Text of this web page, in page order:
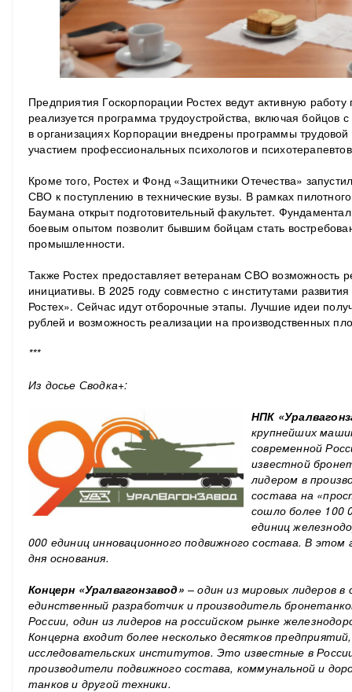
Предприятия Госкорпорации Ростех ведут активную
реализуется программа трудоустройства, включая бойцов
в организациях Корпорации внедрены программы трудовой
участием профессиональных психологов и
Кроме того, Ростех и Фонд «Защитники Отечества»
СВО к поступлению в технические вузы. В рамках
Баумана открыт подготовительный факультет.
боевым опытом позволит бывшим бойцам стать
промышленности.
Также Ростех предоставляет ветеранам СВО возможность
инициативы. В 2025 году совместно с институтами
Ростех». Сейчас идут отборочные этапы. Лучшие идеи
рублей и возможность реализации на производственных
***
Из досье Сводка+:
НПК
крупнейших
современной
известной
лидером в
состава на
сошло более 100
единиц
000 единиц инновационного подвижного состава. В
дня основания.
Концерн «Уралвагонзавод» – один из мировых лидеров
единственный разработчик и производитель
России, один излидеров на российском рынке
Концерна входит более несколько десятков
исследовательских институтов. Это известные в
производители подвижного состава, коммунальной и
танков и другой техники.